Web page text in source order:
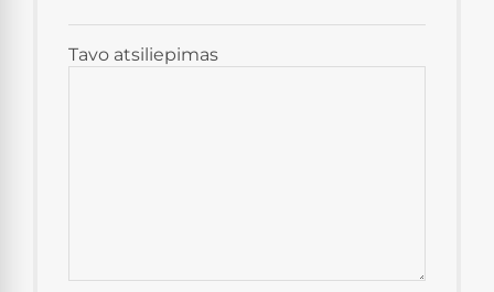
Tavo atsiliepimas